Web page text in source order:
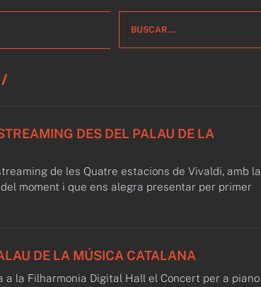
DES DEL PALAU DE LA
de les Quatre estacions de Vivaldi, amb la
moment i que ens alegra presentar per primer
DE LA MÚSICA CATALANA
a la Filharmonia Digital Hall el Concert per a piano